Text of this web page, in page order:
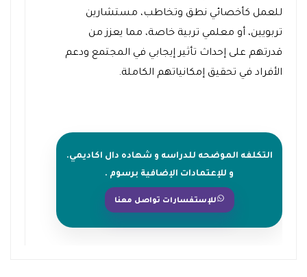
للعمل كأخصائي نطق وتخاطب، مستشارين
تربويين، أو معلمي تربية خاصة، مما يعزز من
قدرتهم على إحداث تأثير إيجابي في المجتمع ودعم
الأفراد في تحقيق إمكانياتهم الكاملة.
التكلفه الموضحه للدراسه و شهاده دال اكاديمي.
و للإعتمادات الإضافية برسوم .
للإستفسارات تواصل معنا